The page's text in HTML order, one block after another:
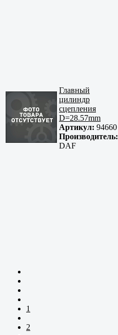
Главный
цилиндр
сцепления
D=28.57mm
Артикул: 94660
Производитель:
DAF
1
2